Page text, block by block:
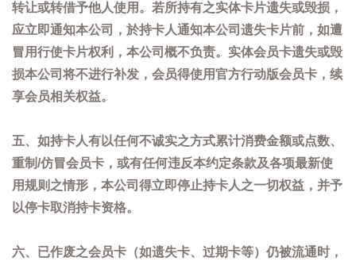
转让或转借予他人使用。若所持有之实体卡片遗失或毁损，
应立即通知本公司，於持卡人通知本公司遗失卡片前，如遭
冒用行使卡片权利，本公司概不负责。实体会员卡遗失或毁
损本公司将不进行补发，会员得使用官方行动版会员卡，续
享会员相关权益。
五、如持卡人有以任何不诚实之方式累计消费金额或点数、
重制/仿冒会员卡，或有任何违反本约定条款及各项最新使
用规则之情形，本公司得立即停止持卡人之一切权益，并予
以停卡取消持卡资格。
六、已作废之会员卡（如遗失卡、过期卡等）仍被流通时，